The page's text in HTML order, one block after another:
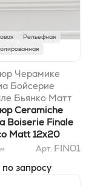
Рельефная
Черамике
Бойсерие
Бьянко Матт
Ceramiche
Boiserie Finale
Matt 12x20
Арт. FIN01
запросу